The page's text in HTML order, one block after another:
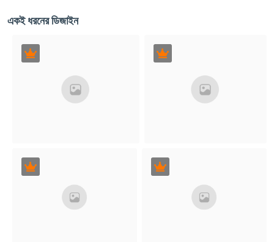
একই ধরনের ডিজাইন